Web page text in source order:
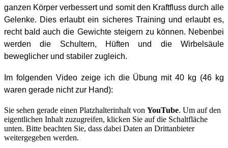
ganzen Körper verbessert und somit den Kraftfluss durch alle
Gelenke. Dies erlaubt ein sicheres Training und erlaubt es,
recht bald auch die Gewichte steigern zu können. Nebenbei
werden die Schultern, Hüften und die Wirbelsäule
beweglicher und stabiler zugleich.
Im folgenden Video zeige ich die Übung mit 40 kg (46 kg
waren gerade nicht zur Hand):
Sie sehen gerade einen Platzhalterinhalt von YouTube. Um auf den
eigentlichen Inhalt zuzugreifen, klicken Sie auf die Schaltfläche
unten. Bitte beachten Sie, dass dabei Daten an Drittanbieter
weitergegeben werden.